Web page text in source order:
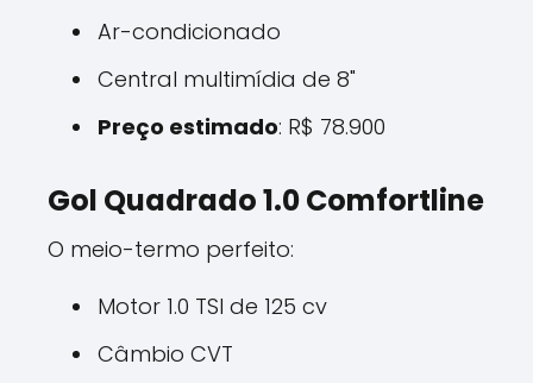
Ar-condicionado
Central multimídia de 8"
Preço estimado: R$ 78.900
Gol Quadrado 1.0 Comfortline
O meio-termo perfeito:
Motor 1.0 TSI de 125 cv
Câmbio CVT